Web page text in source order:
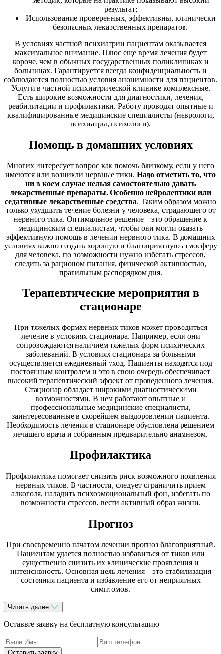
результат;
Использование проверенных, эффективны, клинически
безопасных лекарственных препаратов.
В условиях частной психиатрии пациентам оказывается
максимальное внимание. Плюс еще время лечения будет
короче, чем в обычных государственных поликлиниках и
больницах. Гарантируется всегда конфиденциальность и
соблюдаются полностью условия анонимности для пациентов.
Услуги в частной психиатрической клинике комплексные.
Есть широкие возможности для диагностики, лечения,
реабилитации и профилактики. Работу проводят опытные и
квалифицированные медицинские специалисты (неврологи,
психиатры, психологи).
Помощь в домашних условиях
Многих интересует вопрос как помочь близкому, если у него
имеются или возникли нервные тики. Надо отметить то, что
ни в коем случае нельзя самостоятельно давать
лекарственные препараты. Особенно нейролептики или
седативные лекарственные средства. Таким образом можно
только ухудшить течение болезни у человека, страдающего от
нервного тика. Оптимальное решение – это обращение к
медицинским специалистам, чтобы они могли оказать
эффективную помощь в лечении нервного тика. В домашних
условиях важно создать хорошую и благоприятную атмосферу
для человека, по возможности нужно избегать стрессов,
следить за рационом питания, физической активностью,
правильным распорядком дня.
Терапевтические мероприятия в
стационаре
При тяжелых формах нервных тиков может проводиться
лечение в условиях стационара. Например, если они
сопровождаются наличием тяжелых форм психических
заболеваний. В условиях стационара за больными
осуществляется ежедневный уход. Пациенты находятся под
постоянным контролем и это в свою очередь обеспечивает
высокий терапевтический эффект от проведенного лечения.
Стационар обладает широкими диагностическими
возможностями. В нем работают опытные и
профессиональные медицинские специалисты,
заинтересованные в скорейшем выздоровлении пациента.
Необходимость лечения в стационаре обусловлена решением
лечащего врача и собранным предварительно анамнезом.
Профилактика
Профилактика помогает снизить риск возможного появления
нервных тиков. В частности, следует ограничить прием
алкоголя, наладить психоэмоциональный фон, избегать по
возможности стрессов, вести активный образ жизни.
Прогноз
При своевременно начатом лечении прогноз благоприятный.
Пациентам удается полностью избавиться от тиков или
существенно снизить их клинические проявления и
интенсивность. Основная цель лечения – это стабилизация
состояния пациента и избавление его от неприятных
симптомов.
Читать далее
Оставьте заявку на бесплатную консультацию
Оставить заявку